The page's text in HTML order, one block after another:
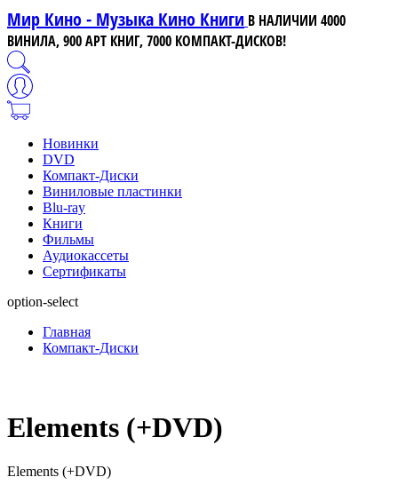
Мир Кино - Музыка Кино Книги В НАЛИЧИИ 4000
ВИНИЛА, 900 АРТ КНИГ, 7000 КОМПАКТ-ДИСКОВ!
Новинки
DVD
Компакт-Диски
Виниловые пластинки
Blu-ray
Книги
Фильмы
Аудиокассеты
Сертификаты
option-select
Главная
Компакт-Диски
Elements (+DVD)
Elements (+DVD)